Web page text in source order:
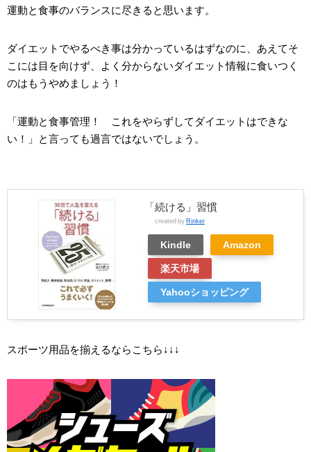
運動と食事のバランスに尽きると思います。
ダイエットでやるべき事は分かっているはずなのに、あえてそ
こには目を向けず、よく分からないダイエット情報に食いつく
のはもうやめましょう！
「運動と食事管理！ これをやらずしてダイエットはできな
い！」と言っても過言ではないでしょう。
「続ける」習慣
created by Rinker
Kindle Amazon
楽天市場
Yahooショッピング
スポーツ用品を揃えるならこちら↓↓↓